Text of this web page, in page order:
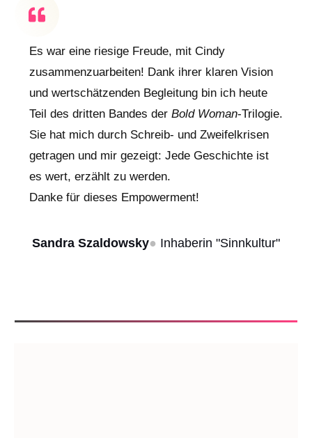
Es war eine riesige Freude, mit Cindy
zusammenzuarbeiten! Dank ihrer klaren Vision
und wertschätzenden Begleitung bin ich heute
Teil des dritten Bandes der Bold Woman-Trilogie.
Sie hat mich durch Schreib- und Zweifelkrisen
getragen und mir gezeigt: Jede Geschichte ist
es wert, erzählt zu werden.
Danke für dieses Empowerment!
Sandra Szaldowsky● Inhaberin "Sinnkultur"